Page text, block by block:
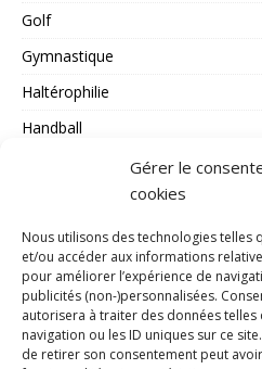
Gérer le
cookies
Nous utilisons des technologies telles
et/ou accéder aux informations
pour améliorer l’expérience de
publicités (non-)personnalisées.
autorisera à traiter des données
navigation ou les ID uniques sur ce
de retirer son consentement peut
Golf
Gymnastique
Haltérophilie
Handball
Hockey/glace
Inédit
Jeux Olympiques
Jeux paralympiques